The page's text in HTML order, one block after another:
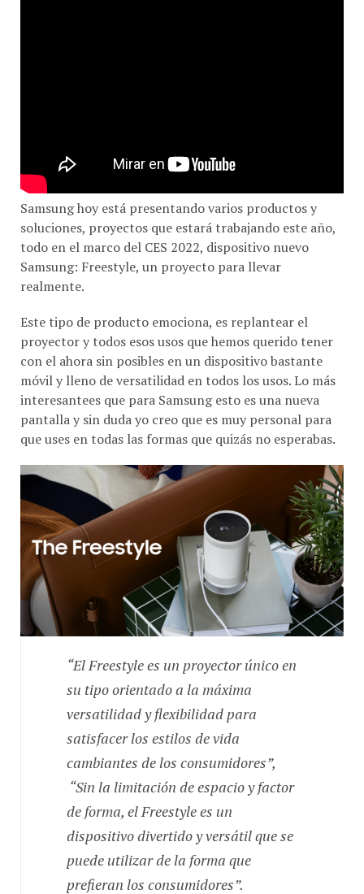
Samsung hoy está presentando varios productos y
soluciones, proyectos que estará trabajando este año,
todo en el marco del CES 2022, dispositivo nuevo
Samsung: Freestyle, un proyecto para llevar
realmente.
Este tipo de producto emociona, es replantear el
proyector y todos esos usos que hemos querido tener
con el ahora sin posibles en un dispositivo bastante
móvil y lleno de versatilidad en todos los usos. Lo más
interesantees que para Samsung esto es una nueva
pantalla y sin duda yo creo que es muy personal para
que uses en todas las formas que quizás no esperabas.
“El Freestyle es un proyector único en
su tipo orientado a la máxima
versatilidad y flexibilidad para
satisfacer los estilos de vida
cambiantes de los consumidores”,
“Sin la limitación de espacio y factor
de forma, el Freestyle es un
dispositivo divertido y versátil que se
puede utilizar de la forma que
prefieran los consumidores”.